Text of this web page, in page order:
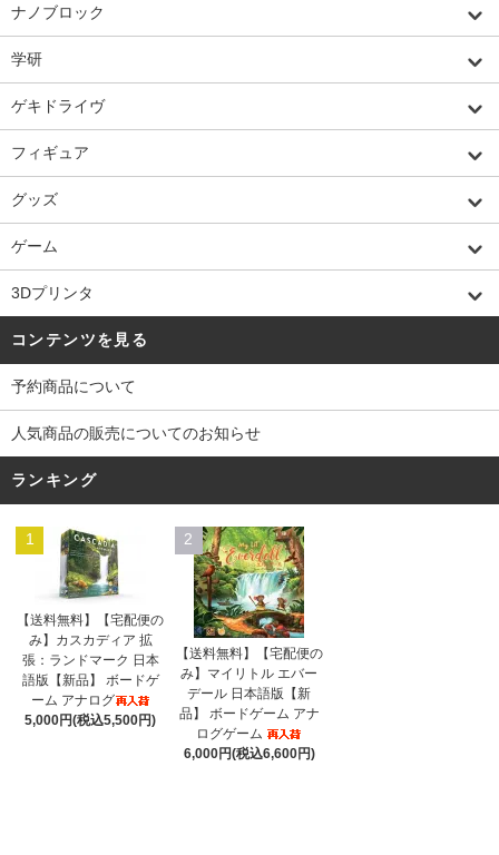
ナノブロック
学研
ゲキドライヴ
フィギュア
グッズ
ゲーム
3Dプリンタ
コンテンツを見る
予約商品について
人気商品の販売についてのお知らせ
ランキング
1
【送料無料】【宅配便の
み】カスカディア 拡
張：ランドマーク 日本
語版【新品】 ボードゲ
ーム アナログ
5,000円(税込5,500円)
2
【送料無料】【宅配便の
み】マイリトル エバー
デール 日本語版【新
品】 ボードゲーム アナ
ログゲーム
6,000円(税込6,600円)